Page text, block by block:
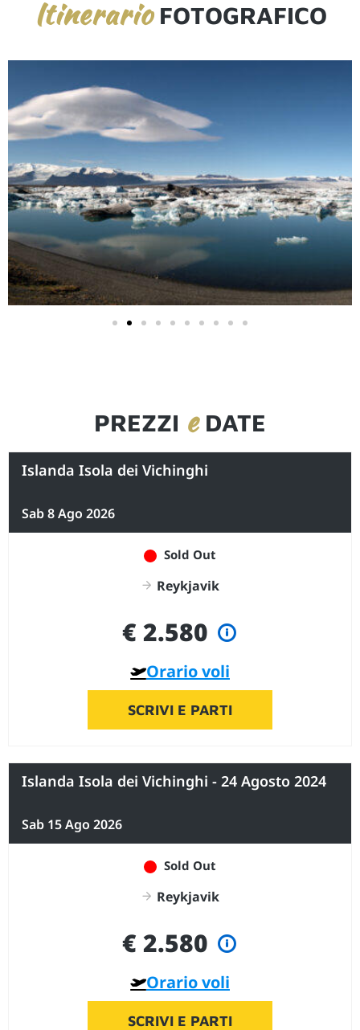
ItinerarioFOTOGRAFICO
PREZZI eDATE
Islanda Isola dei Vichinghi
Sab 8 Ago 2026
Sold Out
Reykjavik
€ 2.580
Orario voli
SCRIVI E PARTI
Islanda Isola dei Vichinghi - 24 Agosto 2024
Sab 15 Ago 2026
Sold Out
Reykjavik
€ 2.580
Orario voli
SCRIVI E PARTI